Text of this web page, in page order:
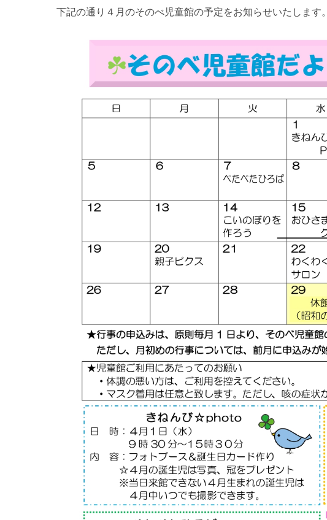
下記の通り４月のそのべ児童館の予定をお知らせいたします。